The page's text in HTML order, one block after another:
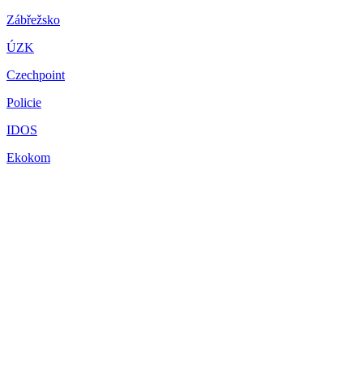
Zábřežsko
ÚZK
Czechpoint
Policie
IDOS
Ekokom